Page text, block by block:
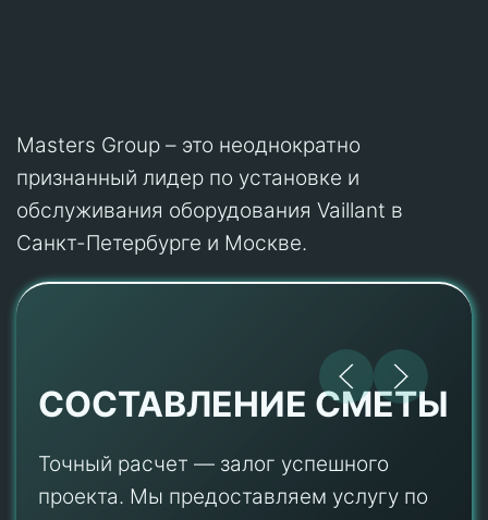
Masters Group – это неоднократно
признанный лидер по установке и
обслуживания оборудования Vaillant в
Санкт-Петербурге и Москве.
СОСТАВЛЕНИЕ СМЕТЫ
Точный расчет — залог успешного
проекта. Мы предоставляем услугу по